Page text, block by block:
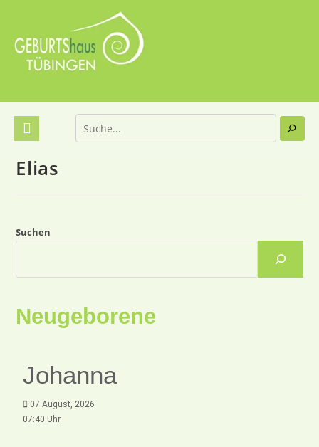
Elias
Suchen
Neugeborene
Johanna
07 August, 2026
07:40 Uhr